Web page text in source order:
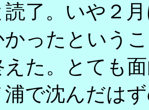
了。いや２
かったという
えた。とても
浦で沈んだは